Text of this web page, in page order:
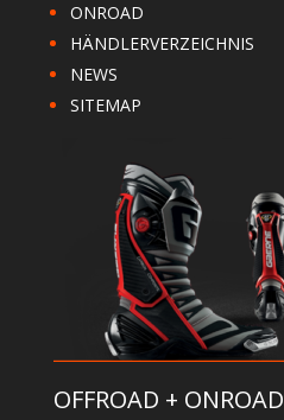
ONROAD
HÄNDLERVERZEICHNIS
NEWS
SITEMAP
OFFROAD + ONROAD